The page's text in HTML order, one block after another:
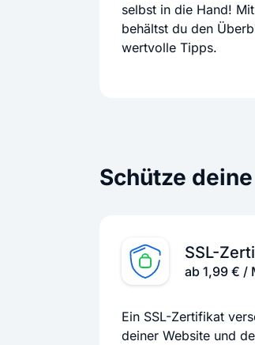
selbst in die Hand!
behältst du den
wertvolle Tipps.
Schütze
SSL-
ab 1,99 € /
Ein SSL-Zertifikat
deiner Website und